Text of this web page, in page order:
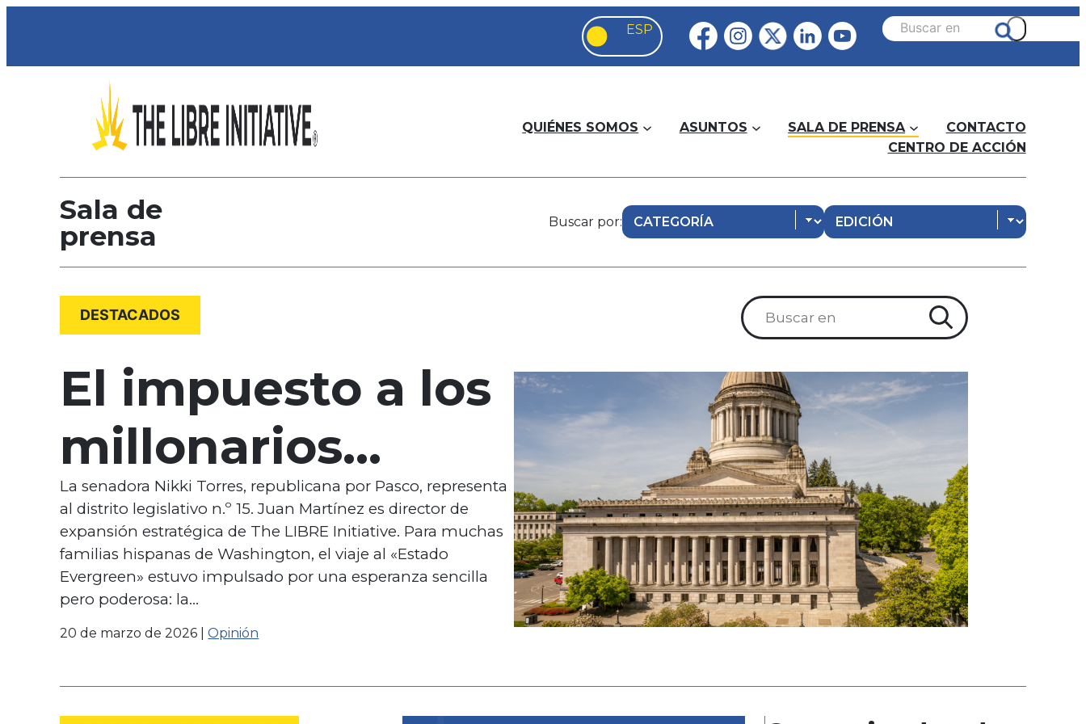
QUIÉNES SOMOS ASUNTOS SALA DE PRENSA
CONTACTO
CENTRO DE ACCIÓN
Sala de
prensa
Buscar por:
DESTACADOS
El impuesto a los
millonarios
perjudicará a la
comunidad
hispana de
Washington |
La senadora Nikki Torres, republicana por Pasco, representa
al distrito legislativo n.º 15. Juan Martínez es director de
expansión estratégica de The LIBRE Initiative. Para muchas
familias hispanas de Washington, el viaje al «Estado
Evergreen» estuvo impulsado por una esperanza sencilla
pero poderosa: la…
20 de marzo de 2026 |Opinión